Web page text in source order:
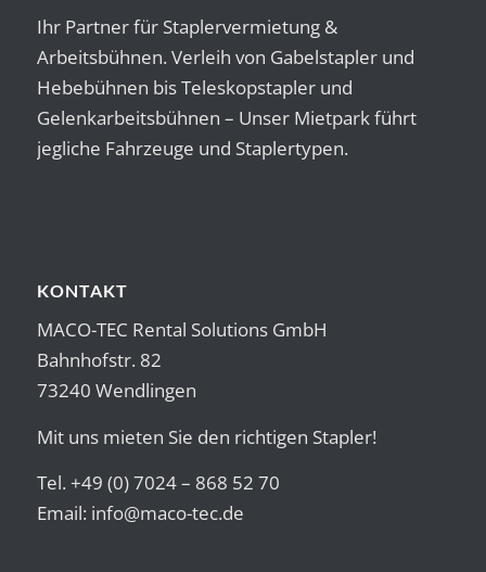
Ihr Partner für Staplervermietung &
Arbeitsbühnen. Verleih von Gabelstapler und
Hebebühnen bis Teleskopstapler und
Gelenkarbeitsbühnen – Unser Mietpark führt
jegliche Fahrzeuge und Staplertypen.
KONTAKT
MACO-TEC Rental Solutions GmbH
Bahnhofstr. 82
73240 Wendlingen
Mit uns mieten Sie den richtigen Stapler!
Tel. +49 (0) 7024 – 868 52 70
Email: info@maco-tec.de